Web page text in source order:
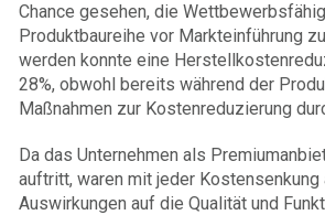
Chance gesehen, die
Produktbaureihe vor Markteinführung
werden konnte eine
28%, obwohl bereits während der
Maßnahmen zur Kostenreduzierung
Da das Unternehmen als
auftritt, waren mit jeder Kostensenkung
Auswirkungen auf die Qualität und